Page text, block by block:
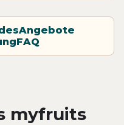
Angebote
FAQ
myfruits